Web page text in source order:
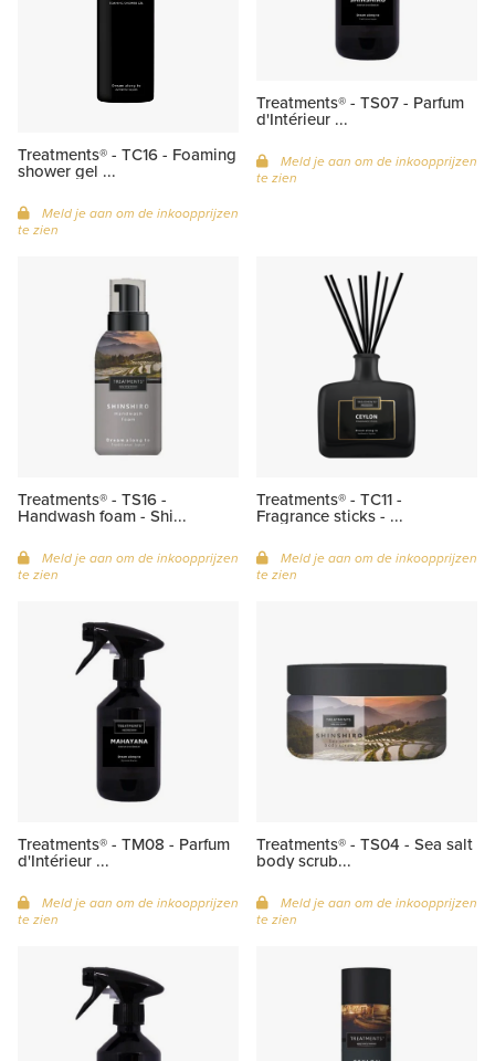
Treatments® - TC16 - Foaming
shower gel ...
Meld je aan om de inkoopprijzen
te zien
Treatments® - TS07 - Parfum
d'Intérieur ...
Meld je aan om de inkoopprijzen
te zien
Treatments® - TS16 -
Handwash foam - Shi...
Meld je aan om de inkoopprijzen
te zien
Treatments® - TC11 -
Fragrance sticks - ...
Meld je aan om de inkoopprijzen
te zien
Treatments® - TM08 - Parfum
d'Intérieur ...
Meld je aan om de inkoopprijzen
te zien
Treatments® - TS04 - Sea salt
body scrub...
Meld je aan om de inkoopprijzen
te zien